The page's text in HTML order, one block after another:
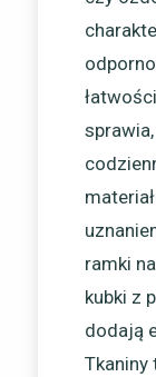
ramki
kubki z
dodają
Tkaniny